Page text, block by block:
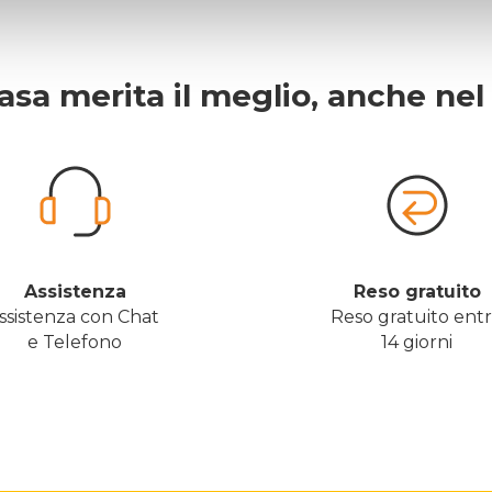
merita il meglio, anche nel
Assistenza
con Chat
e Telefono
Reso gratuito
Reso gratuito
14 giorni